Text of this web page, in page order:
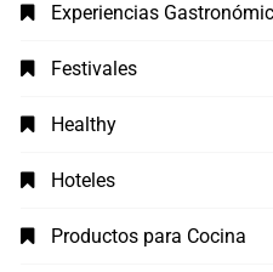
Experiencias
Festivales
Healthy
Hoteles
Productos para Cocina